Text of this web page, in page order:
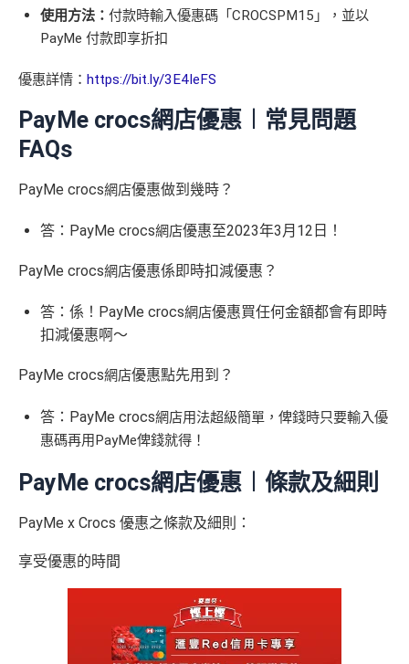
使用方法： 付款時輸入優惠碼「CROCSPM15」，並以
PayMe 付款即享折扣
優惠詳情： https://bit.ly/3E4IeFS
PayMe crocs網店優惠︱常見問題
FAQs
PayMe crocs網店優惠做到幾時？
答：PayMe crocs網店優惠至2023年3月12日！
PayMe crocs網店優惠係即時扣減優惠？
答：係！PayMe crocs網店優惠買任何金額都會有即時
扣減優惠啊～
PayMe crocs網店優惠點先用到？
答：PayMe crocs網店用法超級簡單，俾錢時只要輸入優
惠碼再用PayMe俾錢就得！
PayMe crocs網店優惠︱條款及細則
PayMe x Crocs 優惠之條款及細則：
享受優惠的時間